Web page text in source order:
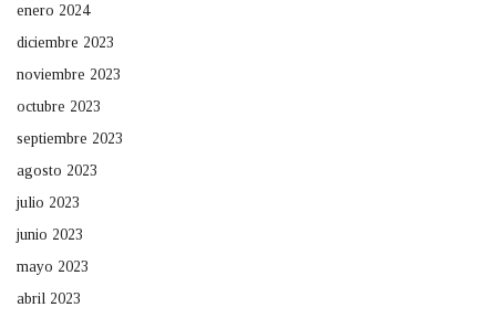
enero 2024
diciembre 2023
noviembre 2023
octubre 2023
septiembre 2023
agosto 2023
julio 2023
junio 2023
mayo 2023
abril 2023